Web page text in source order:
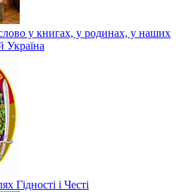
у книгах, у родинах, у наших
Україна
Гідності і Честі